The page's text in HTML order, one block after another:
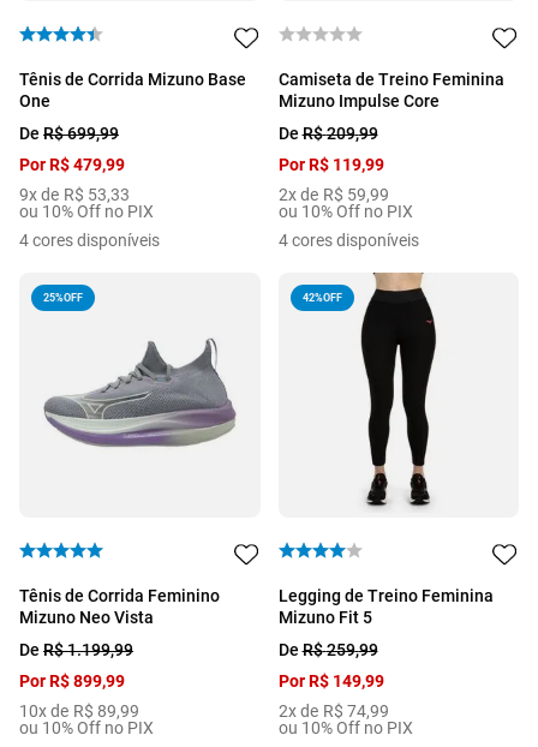
Tênis de Corrida Mizuno Base
One
De R$699,99
PorR$479,99
9x de R$ 53,33
ou 10% Off no PIX
4cores disponíveis
Camiseta de Treino Feminina
Mizuno Impulse Core
DeR$209,99
PorR$ 119,99
2x de R$ 59,99
ou 10% Off no PIX
4 cores disponíveis
25%OFF
Tênis de Corrida Feminino
Mizuno Neo Vista
De R$1.199,99
Por R$899,99
10x de R$ 89,99
ou 10% Off no PIX
42%OFF
Legging de Treino Feminina
Mizuno Fit 5
DeR$259,99
Por R$ 149,99
2x de R$ 74,99
ou 10% Off no PIX